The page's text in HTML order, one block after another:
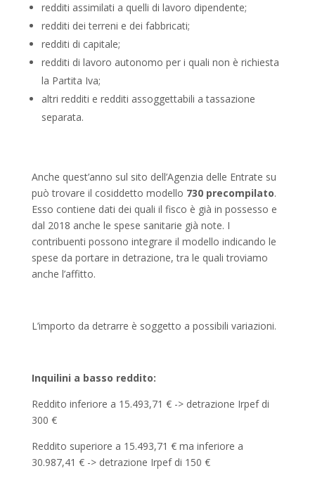
redditi assimilati a quelli di lavoro dipendente;
redditi dei terreni e dei fabbricati;
redditi di capitale;
redditi di lavoro autonomo per i quali non è richiesta
la Partita Iva;
altri redditi e redditi assoggettabili a tassazione
separata.
Anche quest’anno sul sito dell’Agenzia delle Entrate su
può trovare il cosiddetto modello 730 precompilato.
Esso contiene dati dei quali il fisco è già in possesso e
dal 2018 anche le spese sanitarie già note. I
contribuenti possono integrare il modello indicando le
spese da portare in detrazione, tra le quali troviamo
anche l’affitto.
L’importo da detrarre è soggetto a possibili variazioni.
Inquilini a basso reddito:
Reddito inferiore a 15.493,71 € -> detrazione Irpef di
300 €
Reddito superiore a 15.493,71 € ma inferiore a
30.987,41 € -> detrazione Irpef di 150 €